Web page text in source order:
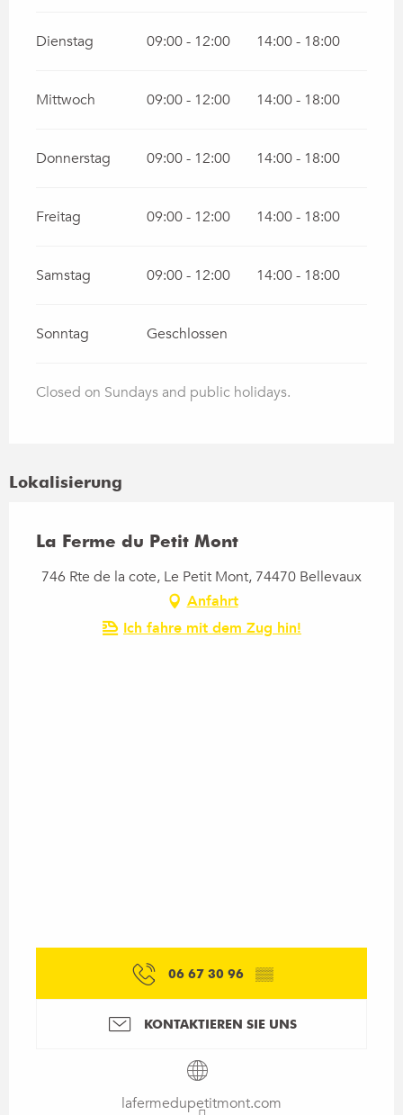
Dienstag 09:00 - 12:00 14:00 - 18:00
Mittwoch 09:00 - 12:00 14:00 - 18:00
Donnerstag 09:00 - 12:00 14:00 - 18:00
Freitag 09:00 - 12:00 14:00 - 18:00
Samstag 09:00 - 12:00 14:00 - 18:00
Sonntag Geschlossen
Closed on Sundays and public holidays.
Lokalisierung
La Ferme du Petit Mont
746 Rte de la cote, Le Petit Mont, 74470 Bellevaux
Anfahrt
Ich fahre mit dem Zug hin!
06 67 30 96 ▒▒
KONTAKTIEREN SIE UNS
lafermedupetitmont.com